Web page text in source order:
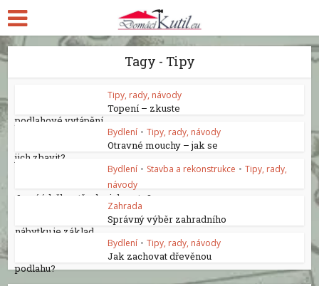
Tagy - Tipy
Tipy, rady, návody
Topení – zkuste
podlahové vytápění
Bydlení • Tipy, rady, návody
Otravné mouchy – jak se
jich zbavit?
Bydlení • Stavba a rekonstrukce • Tipy, rady,
návody
Jarní údržba střechy, jak na to?
Zahrada
Správný výběr zahradního
nábytku je základ
Bydlení • Tipy, rady, návody
Jak zachovat dřevěnou
podlahu?